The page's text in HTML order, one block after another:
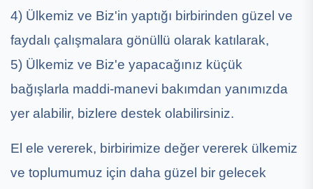
4) Ülkemiz ve Biz'in yaptığı birbirinden güzel ve
faydalı çalışmalara gönüllü olarak katılarak,
5) Ülkemiz ve Biz'e yapacağınız küçük
bağışlarla maddi-manevi bakımdan yanımızda
yer alabilir, bizlere destek olabilirsiniz.
El ele vererek, birbirimize değer vererek ülkemiz
ve toplumumuz için daha güzel bir gelecek